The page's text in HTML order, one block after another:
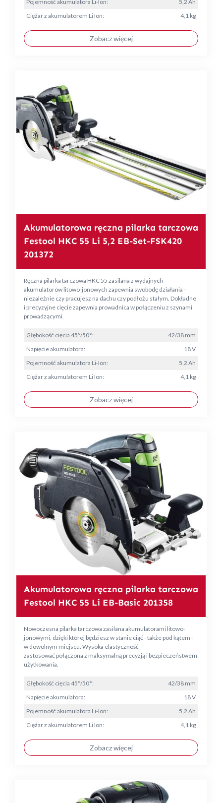
Pojemność akumulatora Li-Ion:
5,2 Ah
Ciężar z akumulatorem Li Ion:
4,1 kg
Zobacz więcej
Akumulatorowa ręczna pilarka tarczowa
Festool HKC 55 Li 5,2 EB-Set-FSK420
201372
Ręczna pilarka tarczowa HKC 55 zasilana z wydajnych
akumulatorów litowo-jonowych zapewnia swobodę działania -
niezależnie czy pracujesz na dachu czy podłożu stałym. Dokładne
i precyzyjne cięcie zapewnia prowadnica w połączeniu z szynami
prowadzącymi.
Głębokość cięcia 45°/50°:
42/38 mm
Napięcie akumulatora:
18 V
Pojemność akumulatora Li-Ion:
5,2 Ah
Ciężar z akumulatorem Li Ion:
4,1 kg
Zobacz więcej
Akumulatorowa ręczna pilarka tarczowa
Festool HKC 55 Li EB-Basic 201358
Nowoczesna pilarka tarczowa zasilana akumulatorami litowo-
jonowymi, dzięki której będziesz w stanie ciąć - także pod kątem -
w dowolnym miejscu. Wysoka elastyczność
zastosować połączona z maksymalną precyzją i bezpieczeństwem
użytkowania.
Głębokość cięcia 45°/50°:
42/38 mm
Napięcie akumulatora:
18 V
Pojemność akumulatora Li-Ion:
5,2 Ah
Ciężar z akumulatorem Li Ion:
4,1 kg
Zobacz więcej